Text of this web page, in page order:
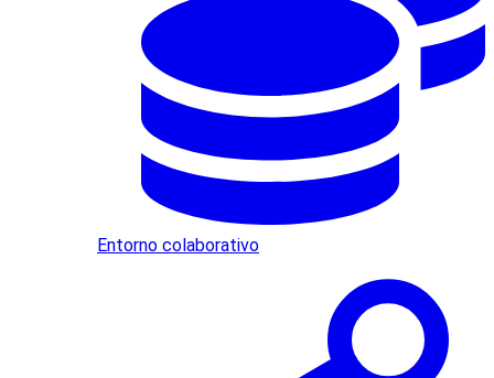
Entorno colaborativo